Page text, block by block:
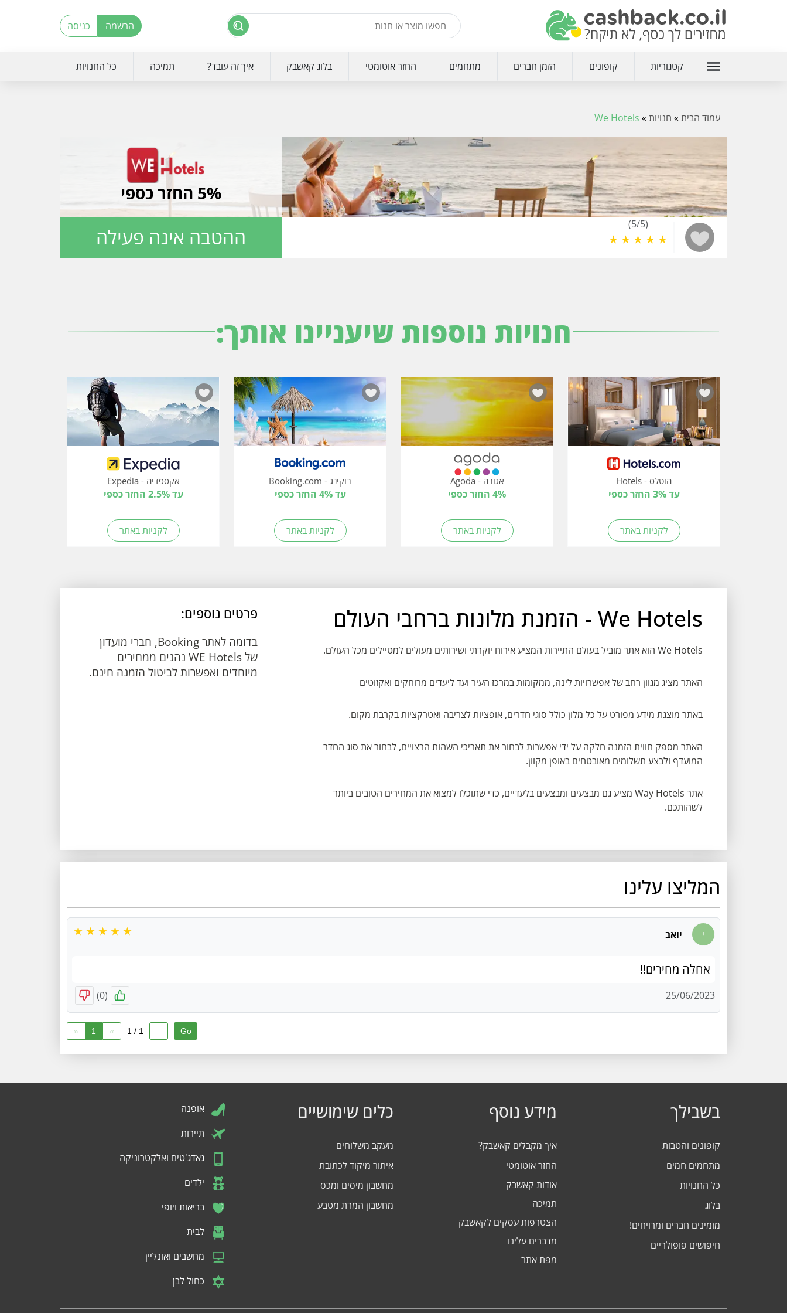
הרשמה כניסה
menu קטגוריות קופונים הזמן חברים מתחמים החזר אוטומטי בלוג קאשבק איך זה עובד? תמיכה כל החנויות
עמוד הבית» חנויות»
We Hotels
5% החזר כספי
(5/5)
ההטבה אינה פעילה
חנויות נוספות שיעניינו אותך:
הוטלס - Hotels
עד 3% החזר כספי
לקניות באתר
אגודה - Agoda
4% החזר כספי
לקניות באתר
בוקינג - Booking.com
עד 4% החזר כספי
לקניות באתר
אקספדיה - Expedia
עד 2.5% החזר כספי
לקניות באתר
We Hotels - הזמנת מלונות ברחבי העולם
We Hotels הוא אתר מוביל בעולם התיירות המציע אירוח יוקרתי ושירותים מעולים למטיילים מכל העולם.
האתר מציג מגוון רחב של אפשרויות לינה, ממקומות במרכז העיר ועד ליעדים מרוחקים ואקזוטים
באתר מוצגת מידע מפורט על כל מלון כולל סוגי חדרים, אופציות לצריבה ואטרקציות בקרבת מקום.
האתר מספק חווית הזמנה חלקה על ידי אפשרות לבחור את תאריכי השהות הרצויים, לבחור את סוג החדר
המועדף ולבצע תשלומים מאובטחים באופן מקוון.
אתר Way Hotels מציע גם מבצעים ומבצעים בלעדיים, כדי שתוכלו למצוא את המחירים הטובים ביותר
לשהותכם.
פרטים נוספים:
בדומה לאתר Booking, חברי מועדון
של WE Hotels נהנים ממחירים
מיוחדים ואפשרות לביטול הזמנה חינם.
המליצו עלינו
י יואב
אחלה מחירים!!
25/06/2023
(
0
)
« 1 » 1 / 1
בשבילך
קופונים והטבות
מתחמים חמים
כל החנויות
בלוג
מזמינים חברים ומרויחים!
חיפושים פופולריים
מידע נוסף
איך מקבלים קאשבק?
החזר אוטומטי
אודות קאשבק
תמיכה
הצטרפות עסקים לקאשבק
מדברים עלינו
מפת אתר
כלים שימושיים
מעקב משלוחים
איתור מיקוד לכתובת
מחשבון מיסים ומכס
מחשבון המרת מטבע
אופנה
תיירות
גאדג'טים ואלקטרוניקה
ילדים
בריאות ויופי
לבית
מחשבים ואונליין
כחול לבן